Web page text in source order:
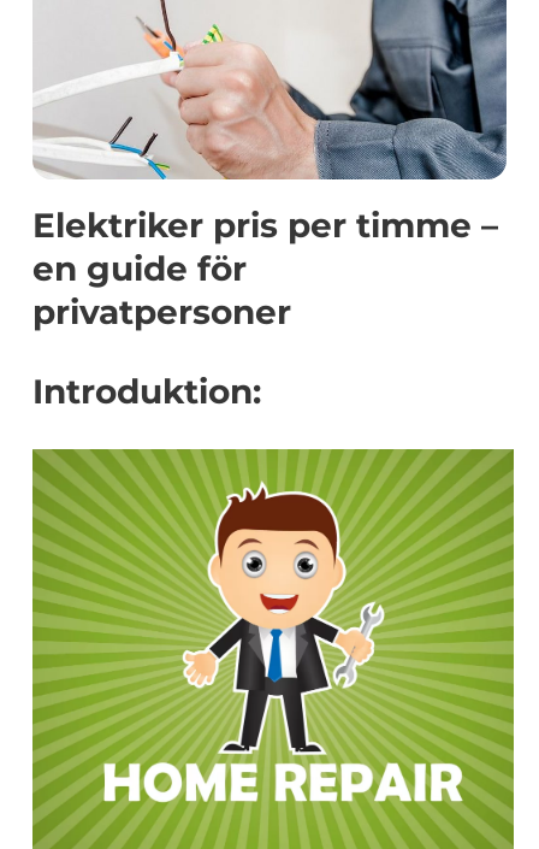
Elektriker pris per timme –
en guide för
privatpersoner
Introduktion: